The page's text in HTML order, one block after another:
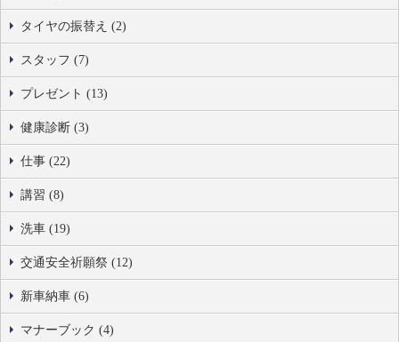
タイヤの振替え (2)
スタッフ (7)
プレゼント (13)
健康診断 (3)
仕事 (22)
講習 (8)
洗車 (19)
交通安全祈願祭 (12)
新車納車 (6)
マナーブック (4)